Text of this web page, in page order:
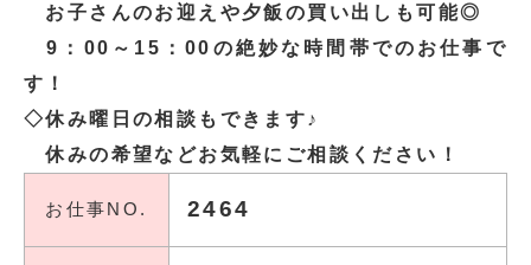
お子さんのお迎えや夕飯の買い出しも可能◎
9：00～15：00の絶妙な時間帯でのお仕事で
す！
◇休み曜日の相談もできます♪
休みの希望などお気軽にご相談ください！
お仕事NO. 2464